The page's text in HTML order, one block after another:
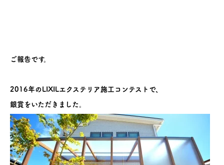
ご報告です。
2016年のLIXILエクステリア施工コンテストで、
銀賞をいただきました。